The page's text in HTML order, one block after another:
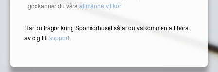
godkänner du våra allmänna villkor
Har du frågor kring Sponsorhuset så är du välkommen att höra
av dig till support.